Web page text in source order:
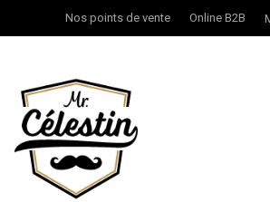
Online B2B
Nos points de vente